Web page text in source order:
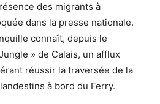
des migrants à
dans la presse nationale.
connaît, depuis le
» de Calais, un afflux
réussir la traversée de la
à bord du Ferry.